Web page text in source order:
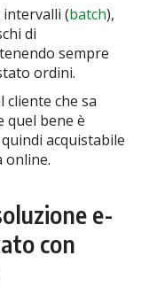
(batch),
di
sempre
ordini.
cliente che sa
quel bene è
acquistabile
online.
e-
con